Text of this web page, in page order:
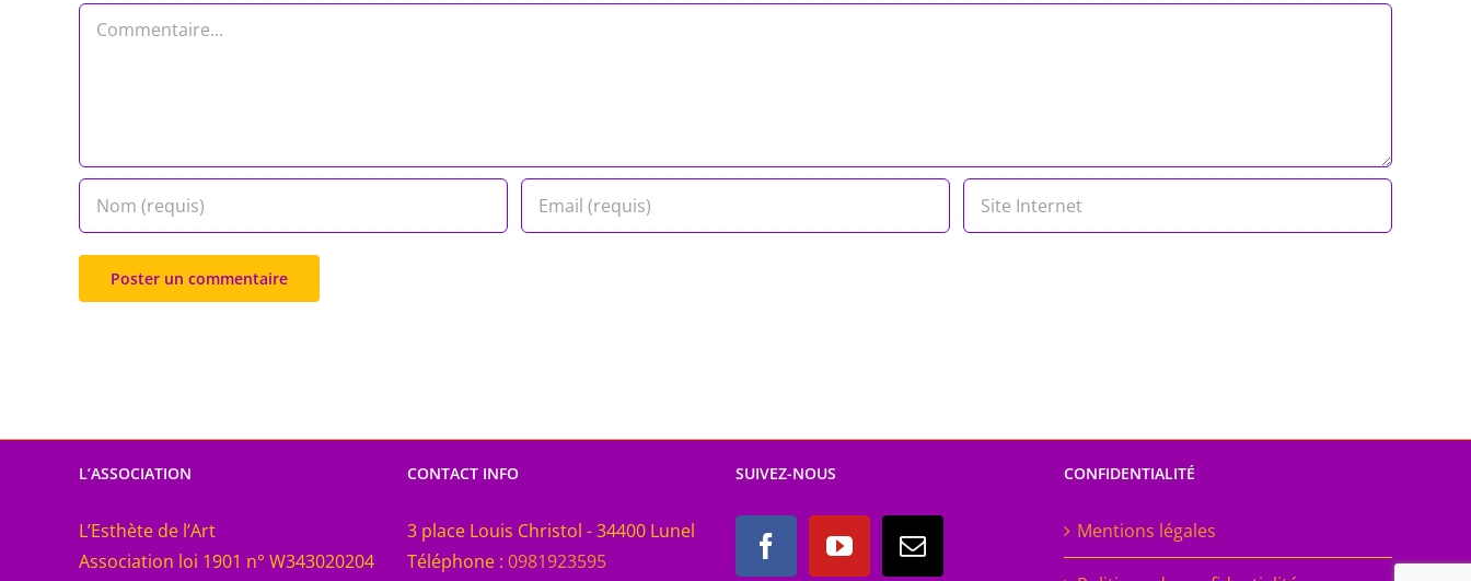
Commentaire
L’ASSOCIATION
L’Esthète de l’Art
Association loi 1901 n° W343020204
CONTACT INFO
3 place Louis Christol - 34400 Lunel
Téléphone : 0981923595
SUIVEZ-NOUS CONFIDENTIALITÉ
Mentions légales